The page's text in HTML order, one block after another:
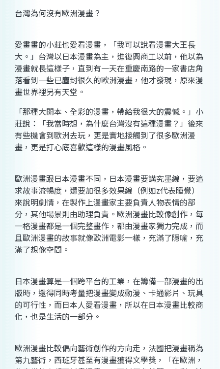
台灣為何沒有歐洲漫畫？
愛畫畫的小莊也愛看漫畫，「我可以說看漫畫大王長
大。」台灣以日本漫畫為主，進復興商工以前，他以為
漫畫就長這樣子，直到有一天在重慶南路的一家書店角
落看到一些已塵封很久的歐洲漫畫，他才發現，原來漫
畫世界裡另有天堂。
「那種大開本、全彩的漫畫，帶給我很大的震憾。」小
莊說：「我當時想，為什麼台灣沒有這種漫畫？」後來
有些機會到歐洲去玩，更是實地接觸到了很多歐洲漫
畫，更是打心底喜歡這樣的漫畫風格。
歐洲漫畫跟日本漫畫不同，日本漫畫要講究墨線，要追
求故事流暢度，還要加很多效果線（例如z代表睡覺）
來說明劇情，在製作上漫畫家主要負責人物表情的部
分，其他場景則由助理負責。歐洲漫畫比較像創作，每
一格漫畫都是一個完整畫作，都由漫畫家獨力完成，而
且歐洲漫畫的故事就像歐洲電影一樣，充滿了隱喻，充
滿了想像空間。
日本漫畫算是一個跨平台的工業，在籌備一部漫畫的出
版時，還得同時考量把漫畫變成動漫、卡通影片、玩具
的可行性，而日本人愛看漫畫，所以在日本漫畫比較商
化，也是生活的一部分。
歐洲漫畫比較偏向藝術創作的方向走，法國把漫畫稱為
第九藝術，西班牙甚至有漫畫獲得文學獎，「在歐洲，